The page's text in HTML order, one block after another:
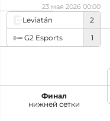
Leviatán
2
G2 Esports
1
23 мая 2026 00:00
Финал
нижней сетки